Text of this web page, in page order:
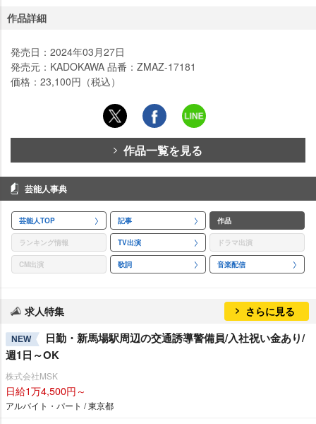
作品詳細
発売日：2024年03月27日
発売元：KADOKAWA 品番：ZMAZ-17181
価格：23,100円（税込）
作品一覧を見る
芸能人事典
芸能人TOP 記事 作品
ランキング情報 TV出演 ドラマ出演
CM出演 歌詞 音楽配信
求人特集 さらに見る
NEW
日勤・新馬場駅周辺の交通誘導警備員/入社祝い金あり/
週1日～OK
株式会社MSK
日給1万4,500円～
アルバイト・パート / 東京都